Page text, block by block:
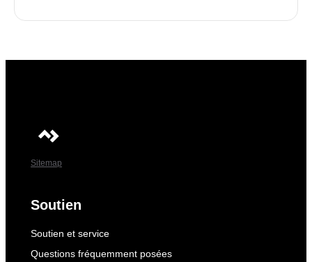
Sitemap
Soutien
Soutien et service
Questions fréquemment posées